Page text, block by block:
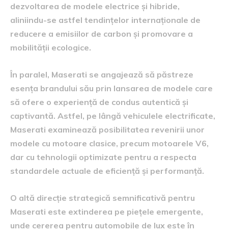
dezvoltarea de modele electrice și hibride,
aliniindu-se astfel tendințelor internaționale de
reducere a emisiilor de carbon și promovare a
mobilității ecologice.
În paralel, Maserati se angajează să păstreze
esența brandului său prin lansarea de modele care
să ofere o experiență de condus autentică și
captivantă. Astfel, pe lângă vehiculele electrificate,
Maserati examinează posibilitatea revenirii unor
modele cu motoare clasice, precum motoarele V6,
dar cu tehnologii optimizate pentru a respecta
standardele actuale de eficiență și performanță.
O altă direcție strategică semnificativă pentru
Maserati este extinderea pe piețele emergente,
unde cererea pentru automobile de lux este în